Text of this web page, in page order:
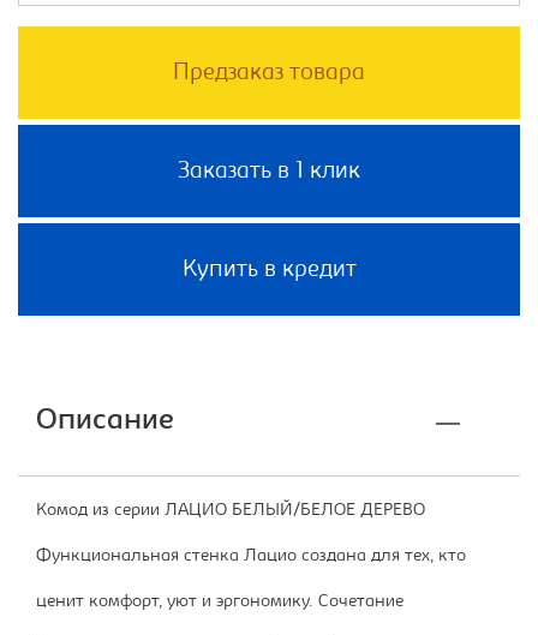
Предзаказ товара
Заказать в 1 клик
Купить в кредит
Описание
Комод из серии ЛАЦИО БЕЛЫЙ/БЕЛОЕ ДЕРЕВО
Функциональная стенка Лацио создана для тех, кто
ценит комфорт, уют и эргономику. Сочетание